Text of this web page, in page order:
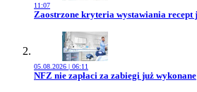
11:07
Przejdź do artykułu:
Zaostrzone kryteria wystawiania recept
05.08.2026 | 06:11
Przejdź do artykułu:
NFZ nie zapłaci za zabiegi już wykonane